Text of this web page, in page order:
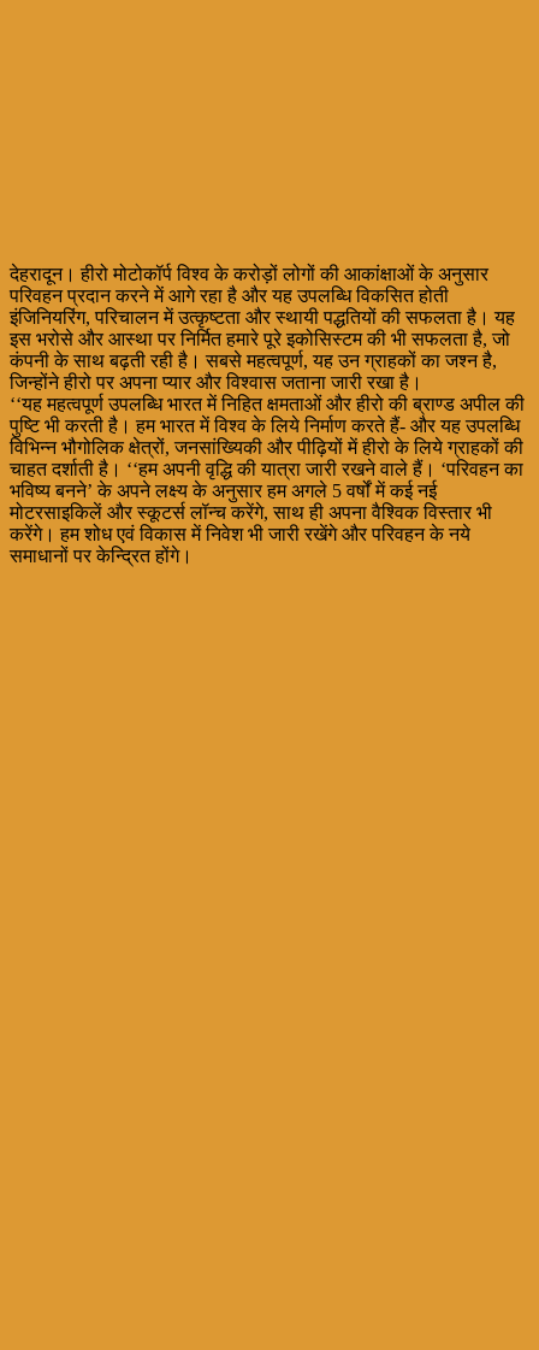
देहरादून। हीरो मोटोकॉर्प विश्व के करोड़ों लोगों की आकांक्षाओं के अनुसार
परिवहन प्रदान करने में आगे रहा है और यह उपलब्धि विकसित होती
इंजिनियरिंग, परिचालन में उत्कृष्टता और स्थायी पद्धतियों की सफलता है। यह
इस भरोसे और आस्था पर निर्मित हमारे पूरे इकोसिस्टम की भी सफलता है, जो
कंपनी के साथ बढ़ती रही है। सबसे महत्वपूर्ण, यह उन ग्राहकों का जश्न है,
जिन्होंने हीरो पर अपना प्यार और विश्वास जताना जारी रखा है।
‘‘यह महत्वपूर्ण उपलब्धि भारत में निहित क्षमताओं और हीरो की ब्राण्ड अपील की
पुष्टि भी करती है। हम भारत में विश्व के लिये निर्माण करते हैं- और यह उपलब्धि
विभिन्न भौगोलिक क्षेत्रों, जनसांख्यिकी और पीढ़ियों में हीरो के लिये ग्राहकों की
चाहत दर्शाती है। ‘‘हम अपनी वृद्धि की यात्रा जारी रखने वाले हैं। ‘परिवहन का
भविष्य बनने’ के अपने लक्ष्य के अनुसार हम अगले 5 वर्षों में कई नई
मोटरसाइकिलें और स्कूटर्स लॉन्च करेंगे, साथ ही अपना वैश्विक विस्तार भी
करेंगे। हम शोध एवं विकास में निवेश भी जारी रखेंगे और परिवहन के नये
समाधानों पर केन्द्रित होंगे।